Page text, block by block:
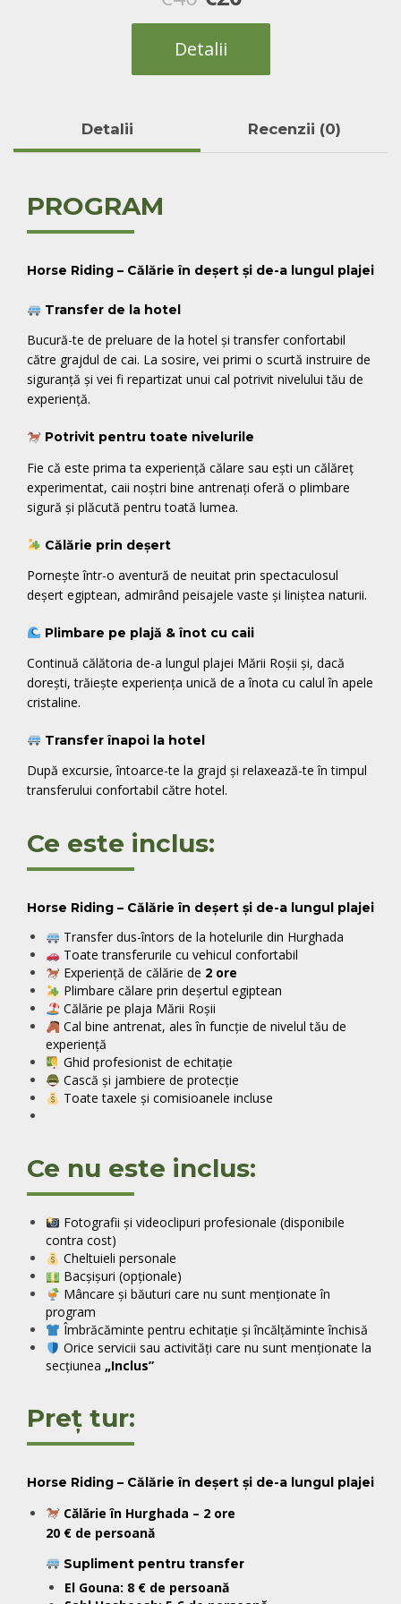
inițial
a
curent
este:
Detalii
Detalii Recenzii (0)
PROGRAM
Horse Riding – Călărie în deșert și de-a lungul plajei
Transfer de la hotel
Bucură-te de preluare de la hotel și transfer confortabil
către grajdul de cai. La sosire, vei primi o scurtă instruire de
siguranță și vei fi repartizat unui cal potrivit nivelului tău de
experiență.
Potrivit pentru toate nivelurile
Fie că este prima ta experiență călare sau ești un călăreț
experimentat, caii noștri bine antrenați oferă o plimbare
sigură și plăcută pentru toată lumea.
Călărie prin deșert
Pornește într-o aventură de neuitat prin spectaculosul
deșert egiptean, admirând peisajele vaste și liniștea naturii.
Plimbare pe plajă & înot cu caii
Continuă călătoria de-a lungul plajei Mării Roșii și, dacă
dorești, trăiește experiența unică de a înota cu calul în apele
cristaline.
Transfer înapoi la hotel
După excursie, întoarce-te la grajd și relaxează-te în timpul
transferului confortabil către hotel.
Ce este inclus:
Horse Riding – Călărie în deșert și de-a lungul plajei
Transfer dus-întors de la hotelurile din Hurghada
Toate transferurile cu vehicul confortabil
Experiență de călărie de 2 ore
Plimbare călare prin deșertul egiptean
Călărie pe plaja Mării Roșii
Cal bine antrenat, ales în funcție de nivelul tău de
experiență
Ghid profesionist de echitație
Cască și jambiere de protecție
Toate taxele și comisioanele incluse
Ce nu este inclus:
Fotografii și videoclipuri profesionale (disponibile
contra cost)
Cheltuieli personale
Bacșișuri (opționale)
Mâncare și băuturi care nu sunt menționate în
program
Îmbrăcăminte pentru echitație și încălțăminte închisă
Orice servicii sau activități care nu sunt menționate la
secțiunea „Inclus”
Preț tur:
Horse Riding – Călărie în deșert și de-a lungul plajei
Călărie în Hurghada – 2 ore
20 € de persoană
Supliment pentru transfer
El Gouna: 8 € de persoană